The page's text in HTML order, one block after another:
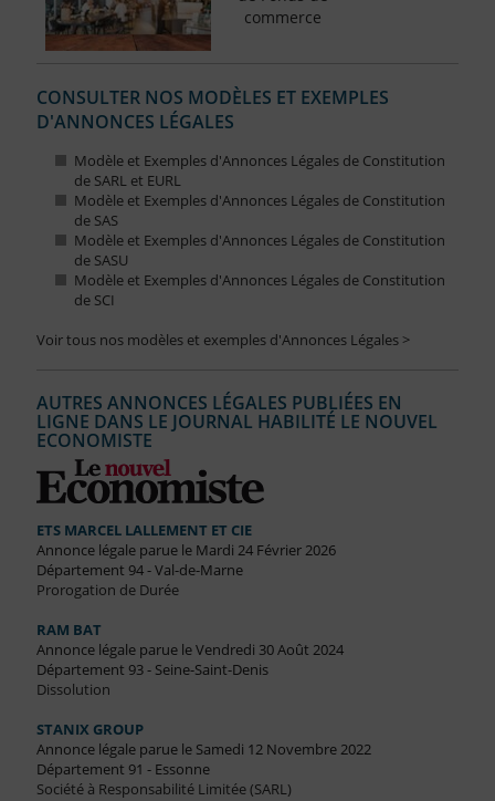
commerce
CONSULTER NOS MODÈLES ET EXEMPLES
D'ANNONCES LÉGALES
Modèle et Exemples d'Annonces Légales de Constitution
de SARL et EURL
Modèle et Exemples d'Annonces Légales de Constitution
de SAS
Modèle et Exemples d'Annonces Légales de Constitution
de SASU
Modèle et Exemples d'Annonces Légales de Constitution
de SCI
Voir tous nos modèles et exemples d'Annonces Légales >
AUTRES ANNONCES LÉGALES PUBLIÉES EN
LIGNE DANS LE JOURNAL HABILITÉ LE NOUVEL
ECONOMISTE
ETS MARCEL LALLEMENT ET CIE
Annonce légale parue le Mardi 24 Février 2026
Département 94 - Val-de-Marne
Prorogation de Durée
RAM BAT
Annonce légale parue le Vendredi 30 Août 2024
Département 93 - Seine-Saint-Denis
Dissolution
STANIX GROUP
Annonce légale parue le Samedi 12 Novembre 2022
Département 91 - Essonne
Société à Responsabilité Limitée (SARL)